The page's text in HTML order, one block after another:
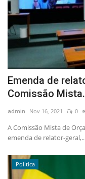
Emenda de
Comissão
admin Nov 16, 2021 0
A Comissão Mista de
emenda de relator-
Politica